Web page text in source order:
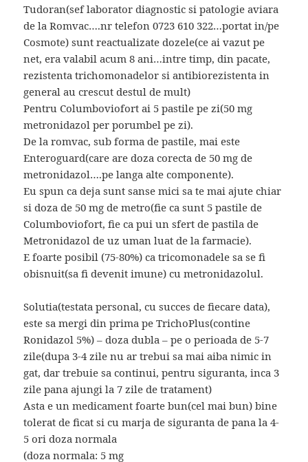
Tudoran(sef laborator diagnostic si patologie aviara
de la Romvac….nr telefon 0723 610 322…portat in/pe
Cosmote) sunt reactualizate dozele(ce ai vazut pe
net, era valabil acum 8 ani…intre timp, din pacate,
rezistenta trichomonadelor si antibiorezistenta in
general au crescut destul de mult)
Pentru Columboviofort ai 5 pastile pe zi(50 mg
metronidazol per porumbel pe zi).
De la romvac, sub forma de pastile, mai este
Enteroguard(care are doza corecta de 50 mg de
metronidazol….pe langa alte componente).
Eu spun ca deja sunt sanse mici sa te mai ajute chiar
si doza de 50 mg de metro(fie ca sunt 5 pastile de
Columboviofort, fie ca pui un sfert de pastila de
Metronidazol de uz uman luat de la farmacie).
E foarte posibil (75-80%) ca tricomonadele sa se fi
obisnuit(sa fi devenit imune) cu metronidazolul.
Solutia(testata personal, cu succes de fiecare data),
este sa mergi din prima pe TrichoPlus(contine
Ronidazol 5%) – doza dubla – pe o perioada de 5-7
zile(dupa 3-4 zile nu ar trebui sa mai aiba nimic in
gat, dar trebuie sa continui, pentru siguranta, inca 3
zile pana ajungi la 7 zile de tratament)
Asta e un medicament foarte bun(cel mai bun) bine
tolerat de ficat si cu marja de siguranta de pana la 4-
5 ori doza normala
(doza normala: 5 mg